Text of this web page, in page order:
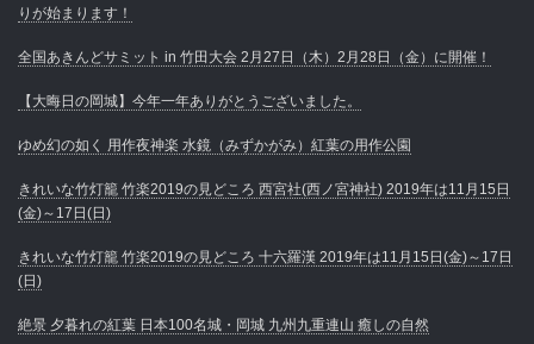
りが始まります！
全国あきんどサミット in 竹田大会 2月27日（木）2月28日（金）に開催！
【大晦日の岡城】今年一年ありがとうございました。
ゆめ幻の如く 用作夜神楽 水鏡（みずかがみ）紅葉の用作公園
きれいな竹灯籠 竹楽2019の見どころ 西宮社(西ノ宮神社) 2019年は11月15日
(金)～17日(日)
きれいな竹灯籠 竹楽2019の見どころ 十六羅漢 2019年は11月15日(金)～17日
(日)
絶景 夕暮れの紅葉 日本100名城・岡城 九州九重連山 癒しの自然